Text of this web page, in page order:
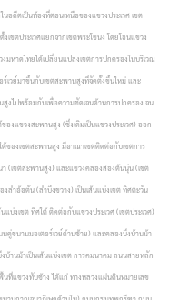
ดีตเป็นท้องที่ตอนเหนือของแขวงประเวศ เขต
ขตประเวศแยกจากเขตพระโขนง โดยโอนแขวง
มหาดไทยได้เปลี่ยนแปลงเขตการปกครองในบริเวณ
เวย์มาขึ้นกับเขตสะพานสูงที่จัดตั้งขึ้นใหม่ และ
สูงไปพร้อมกันเพื่อความชัดเจนด้านการปกครอง จน
งแขวงสะพานสูง (ซึ่งเดิมเป็นแขวงประเวศ) ออก
ของเขตสะพานสูง มีอาณาเขตติดต่อกับเขตการ
(เขตสะพานสูง) และแขวงคลองสองต้นนุ่น (เขต
ำอ้อตัน (ลำบึงขวาง) เป็นเส้นแบ่งเขต ทิศตะวัน
งเขต ทิศใต้ ติดต่อกับแขวงประเวศ (เขตประเวศ)
คู่ขนานมอเตอร์เวย์ด้านซ้าย) และคลองบึงบ้านม้า
บ้านม้าเป็นเส้นแบ่งเขต การคมนาคม ถนนสายหลัก
ที่แขวงทับช้าง ได้แก่ ทางหลวงแผ่นดินหมายเลข